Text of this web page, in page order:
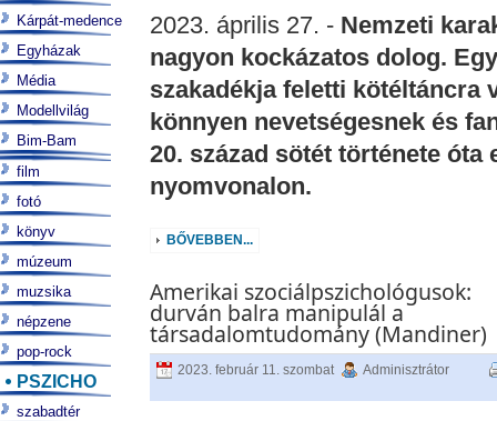
2023. április 27. - Nemzeti
nagyon kockázatos dolog.
szakadékja feletti kötéltáncra
könnyen nevetségesnek és
20. század sötét története óta
nyomvonalon.
BŐVEBBEN...
Amerikai szociálpszichológusok:
durván balra manipulál a
társadalomtudomány (Mandiner)
2023. február 11. szombat Adminisztrátor
Kárpát-medence
Egyházak
Média
Modellvilág
Bim-Bam
film
fotó
könyv
múzeum
muzsika
népzene
pop-rock
PSZICHO
szabadtér